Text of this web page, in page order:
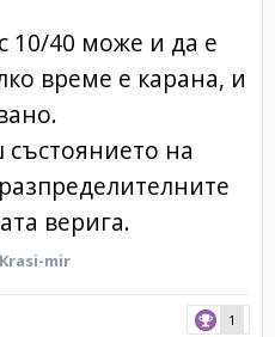
10/40 може и да е
време е карана, и
на
верига.
mir
1